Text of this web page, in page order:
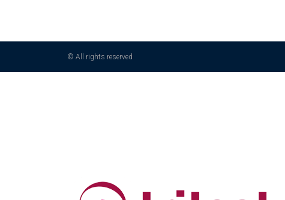
© All rights reserved